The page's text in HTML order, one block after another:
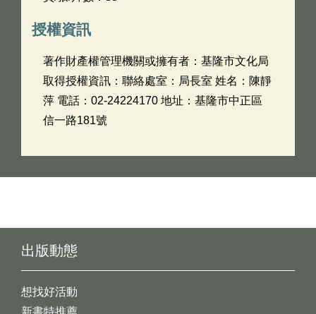
授權資訊
著作財產權管理機關或擁有者：基隆市文化局
取得授權資訊：聯絡處室：局長室 姓名：陳靜
萍 電話：02-24224170 地址：基隆市中正區
信一路181號
出版動態
想找好活動
新書特推薦